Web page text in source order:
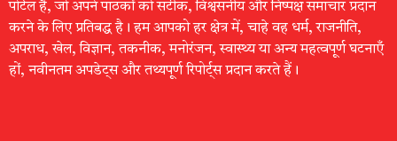
पोर्टल है, जो अपने पाठकों को सटीक, विश्वसनीय और निष्पक्ष समाचार प्रदान
करने के लिए प्रतिबद्ध है। हम आपको हर क्षेत्र में, चाहे वह धर्म, राजनीति,
अपराध, खेल, विज्ञान, तकनीक, मनोरंजन, स्वास्थ्य या अन्य महत्वपूर्ण घटनाएँ
हों, नवीनतम अपडेट्स और तथ्यपूर्ण रिपोर्ट्स प्रदान करते हैं।